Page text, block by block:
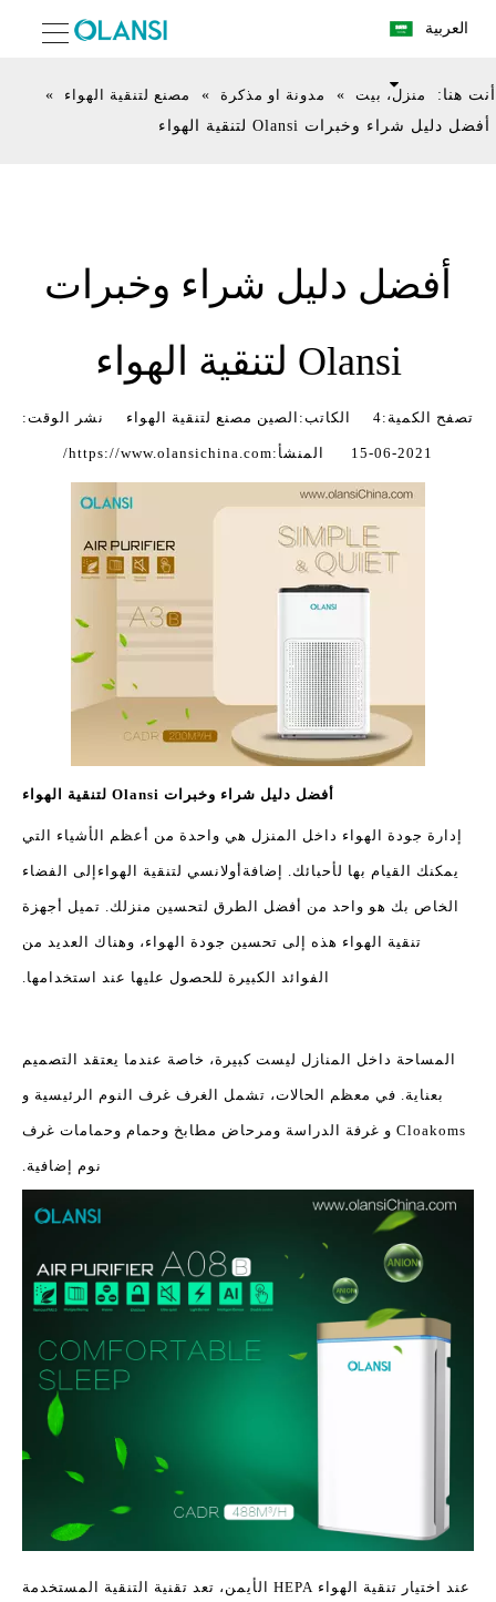
العربية
أنت هنا: منزل، بيت » مدونة او مذكرة » مصنع لتنقية الهواء
»
أفضل دليل شراء وخبرات Olansi لتنقية الهواء
أفضل دليل شراء وخبرات
Olansi لتنقية الهواء
تصفح الكمية:4 الكاتب:الصين مصنع لتنقية الهواء نشر الوقت:
2021-06-15 المنشأ: https://www.olansichina.com/
أفضل دليل شراء وخبرات Olansi لتنقية الهواء
إدارة جودة الهواء داخل المنزل هي واحدة من أعظم الأشياء التي
يمكنك القيام بها لأحبائك. إضافة أولانسي لتنقية الهواء إلى الفضاء
الخاص بك هو واحد من أفضل الطرق لتحسين منزلك. تميل أجهزة
تنقية الهواء هذه إلى تحسين جودة الهواء، وهناك العديد من
الفوائد الكبيرة للحصول عليها عند استخدامها.
المساحة داخل المنازل ليست كبيرة، خاصة عندما يعتقد التصميم
بعناية. في معظم الحالات، تشمل الغرف غرف النوم الرئيسية و
Cloakoms و غرفة الدراسة ومرحاض مطابخ وحمام وحمامات غرف
نوم إضافية.
عند اختيار تنقية الهواء HEPA الأيمن، تعد تقنية التنقية المستخدمة